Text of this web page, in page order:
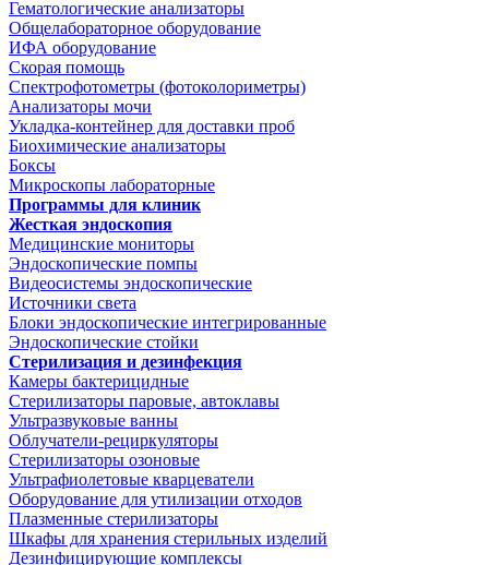
Гематологические анализаторы
Общелабораторное оборудование
ИФА оборудование
Скорая помощь
Спектрофотометры (фотоколориметры)
Анализаторы мочи
Укладка-контейнер для доставки проб
Биохимические анализаторы
Боксы
Микроскопы лабораторные
Программы для клиник
Жесткая эндоскопия
Медицинские мониторы
Эндоскопические помпы
Видеосистемы эндоскопические
Источники света
Блоки эндоскопические интегрированные
Эндоскопические стойки
Стерилизация и дезинфекция
Камеры бактерицидные
Стерилизаторы паровые, автоклавы
Ультразвуковые ванны
Облучатели-рециркуляторы
Стерилизаторы озоновые
Ультрафиолетовые кварцеватели
Оборудование для утилизации отходов
Плазменные стерилизаторы
Шкафы для хранения стерильных изделий
Дезинфицирующие комплексы